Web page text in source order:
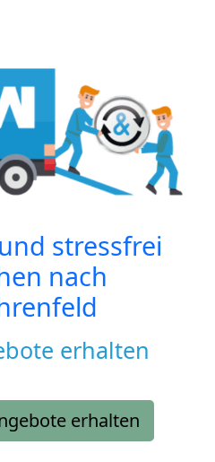
stressfrei
nach
erhalten
erhalten